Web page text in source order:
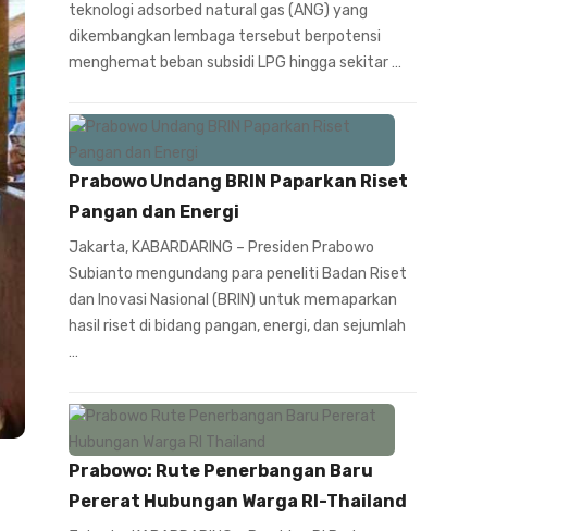
teknologi adsorbed natural gas (ANG) yang
dikembangkan lembaga tersebut berpotensi
menghemat beban subsidi LPG hingga sekitar …
Prabowo Undang BRIN Paparkan Riset
Pangan dan Energi
Jakarta, KABARDARING – Presiden Prabowo
Subianto mengundang para peneliti Badan Riset
dan Inovasi Nasional (BRIN) untuk memaparkan
hasil riset di bidang pangan, energi, dan sejumlah
…
Prabowo: Rute Penerbangan Baru
Pererat Hubungan Warga RI-Thailand